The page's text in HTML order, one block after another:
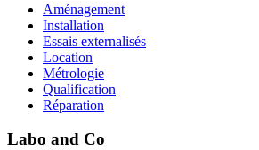
Aménagement
Installation
Essais externalisés
Location
Métrologie
Qualification
Réparation
Labo and Co